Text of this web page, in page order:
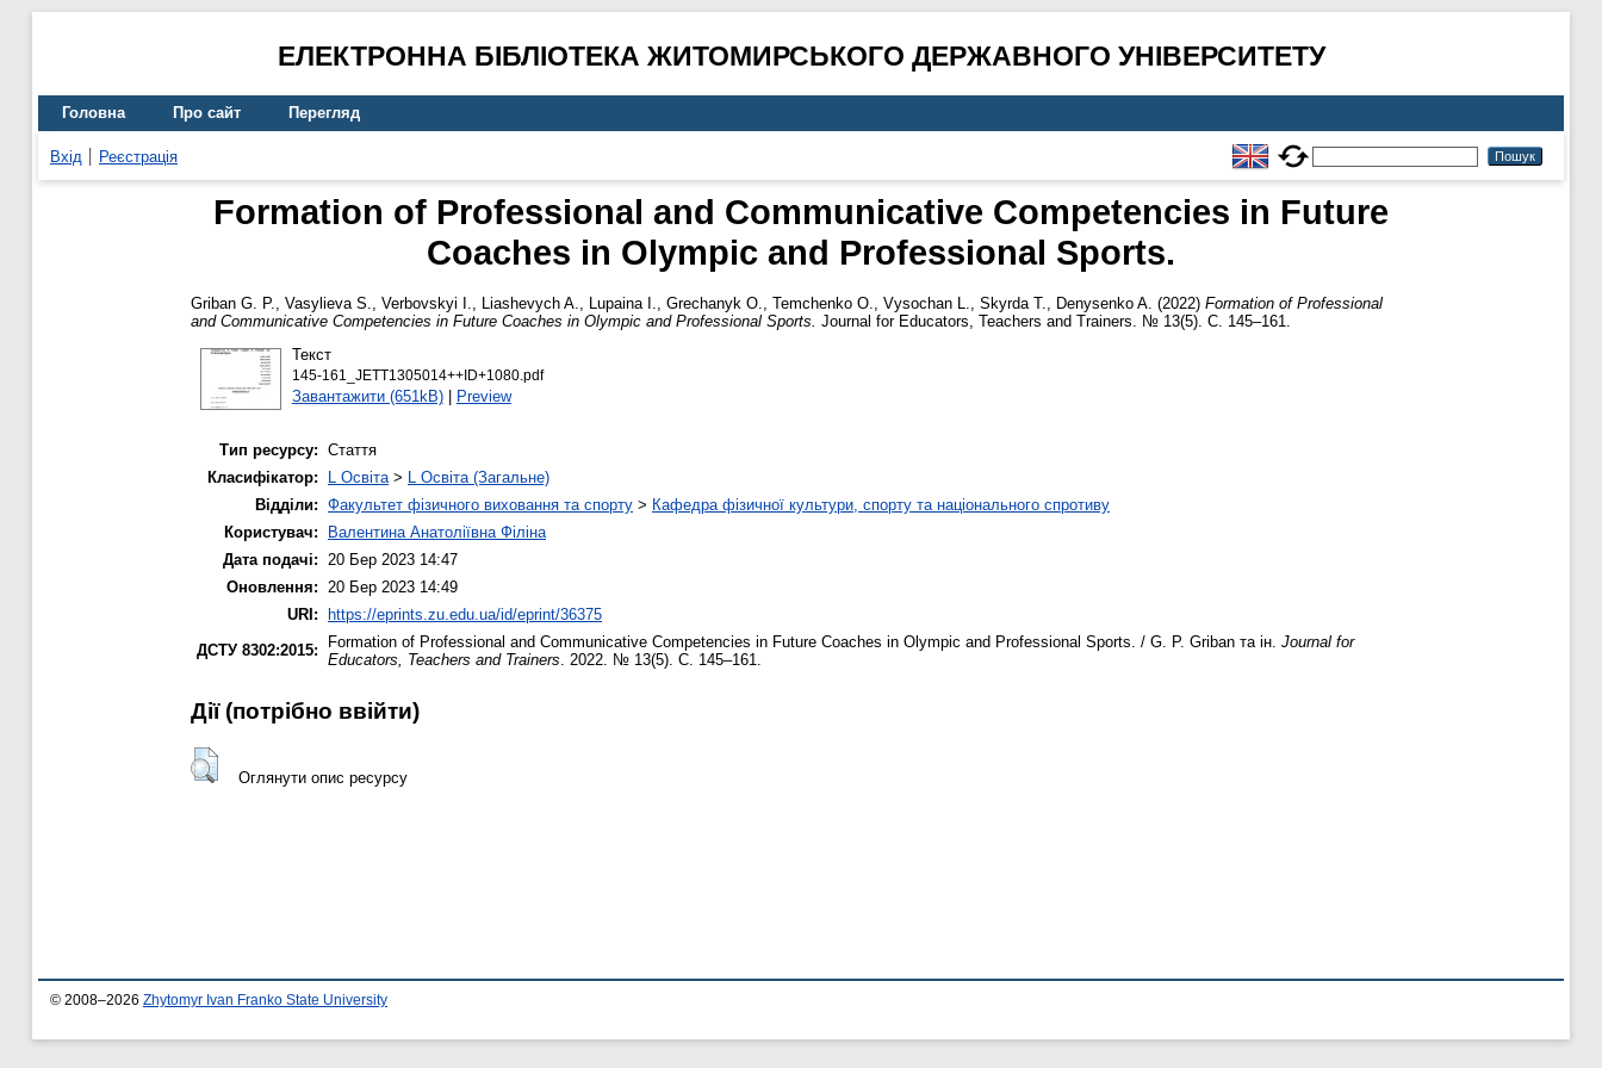
ЕЛЕКТРОННА БІБЛІОТЕКА ЖИТОМИРСЬКОГО ДЕРЖАВНОГО УНІВЕРСИТЕТУ
Головна Про сайт Перегляд
Вхід Реєстрація
Formation of Professional and Communicative Competencies in Future
Coaches in Olympic and Professional Sports.
Griban G. P., Vasylieva S., Verbovskyi I., Liashevych A., Lupaina I., Grechanyk O., Temchenko O., Vysochan L., Skyrda T., Denysenko A. (2022) Formation of Professional
and Communicative Competencies in Future Coaches in Olympic and Professional Sports. Journal for Educators, Teachers and Trainers. № 13(5). С. 145–161.
Текст
145-161_JETT1305014++ID+1080.pdf
Завантажити (651kB)| Preview
Тип ресурсу: Стаття
Класифікатор:
L Освіта> L Освіта (Загальне)
Відділи: Факультет фізичного виховання та спорту > Кафедра фізичної культури, спорту та національного спротиву
Користувач:
Валентина Анатоліївна Філіна
Дата подачі: 20 Бер 2023 14:47
Оновлення: 20 Бер 2023 14:49
URI:
https://eprints.zu.edu.ua/id/eprint/36375
ДСТУ 8302:2015:
Formation of Professional and Communicative Competencies in Future Coaches in Olympic and Professional Sports. / G. P. Griban та ін. Journal for
Educators, Teachers and Trainers. 2022. № 13(5). С. 145–161.
Дії ​​(потрібно ввійти)
Оглянути опис ресурсу
© 2008–2026 Zhytomyr Ivan Franko State University